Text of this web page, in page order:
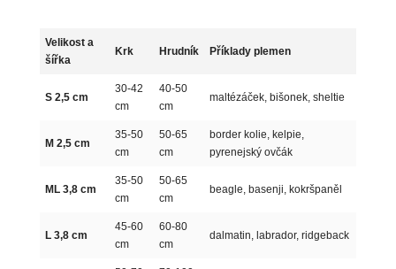
Velikost a
šířka
Krk Hrudník Příklady plemen
S 2,5 cm
30-42
cm
40-50
cm
maltézáček, bišonek, sheltie
M 2,5 cm
35-50
cm
50-65
cm
border kolie, kelpie,
pyrenejský ovčák
ML 3,8 cm
35-50
cm
50-65
cm
beagle, basenji, kokršpaněl
L 3,8 cm
45-60
cm
60-80
cm
dalmatin, labrador, ridgeback